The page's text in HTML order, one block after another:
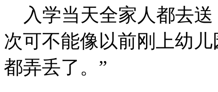
入学当天全家人都去送
次可不能像以前刚上幼
都弄丢了。”